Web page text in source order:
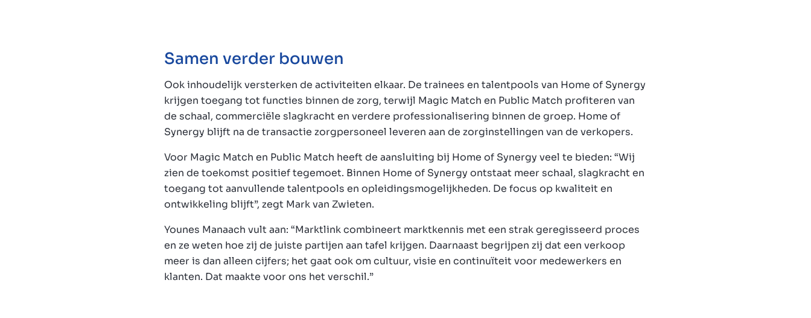
Samen verder bouwen
Ook inhoudelijk versterken de activiteiten elkaar. De trainees en talentpools van Home of Synergy
krijgen toegang tot functies binnen de zorg, terwijl Magic Match en Public Match profiteren van
de schaal, commerciële slagkracht en verdere professionalisering binnen de groep. Home of
Synergy blijft na de transactie zorgpersoneel leveren aan de zorginstellingen van de verkopers.
Voor Magic Match en Public Match heeft de aansluiting bij Home of Synergy veel te bieden: “Wij
zien de toekomst positief tegemoet. Binnen Home of Synergy ontstaat meer schaal, slagkracht en
toegang tot aanvullende talentpools en opleidingsmogelijkheden. De focus op kwaliteit en
ontwikkeling blijft”, zegt Mark van Zwieten.
Younes Manaach vult aan: “Marktlink combineert marktkennis met een strak geregisseerd proces
en ze weten hoe zij de juiste partijen aan tafel krijgen. Daarnaast begrijpen zij dat een verkoop
meer is dan alleen cijfers; het gaat ook om cultuur, visie en continuïteit voor medewerkers en
klanten. Dat maakte voor ons het verschil.”